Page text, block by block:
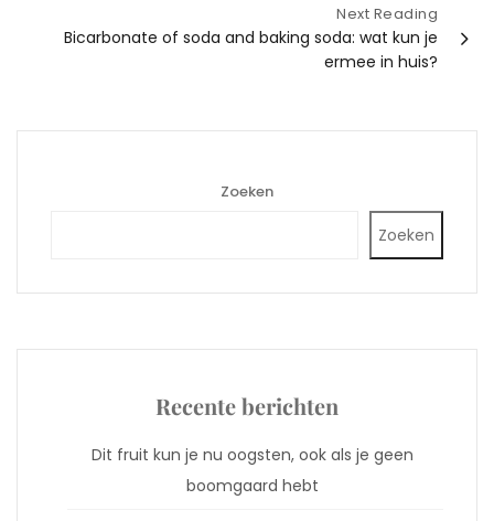
Next Reading
Bicarbonate of soda and baking soda: wat kun je
ermee in huis?
Zoeken
Zoeken
Recente berichten
Dit fruit kun je nu oogsten, ook als je geen
boomgaard hebt